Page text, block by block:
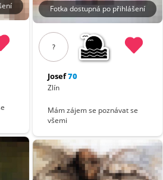
Fotka dostupná po přihlášení
?
Josef70
Zlín
Mám zájem se poznávat se
všemi